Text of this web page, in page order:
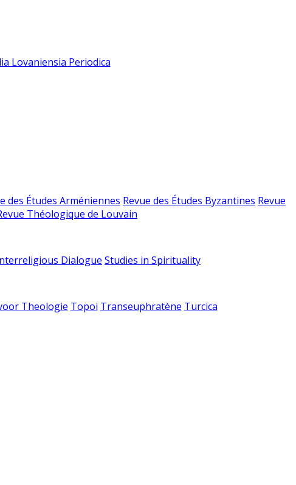
Lovaniensia Periodica
des Études Arméniennes Revue des Études Byzantines Revue
Théologique de Louvain
Dialogue Studies in Spirituality
Theologie Topoi Transeuphratène Turcica